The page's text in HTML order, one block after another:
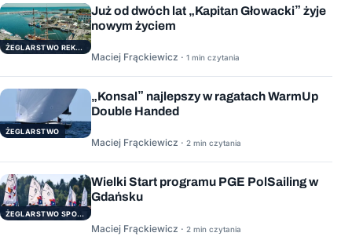
ŻEGLARSTWO REKERACYJNE
Już od dwóch lat „Kapitan Głowacki” żyje
nowym życiem
Maciej Frąckiewicz · 1 min czytania
ŻEGLARSTWO
„Konsal” najlepszy w ragatach WarmUp
Double Handed
Maciej Frąckiewicz · 2 min czytania
ŻEGLARSTWO SPORTOWE
Wielki Start programu PGE PolSailing w
Gdańsku
Maciej Frąckiewicz · 2 min czytania